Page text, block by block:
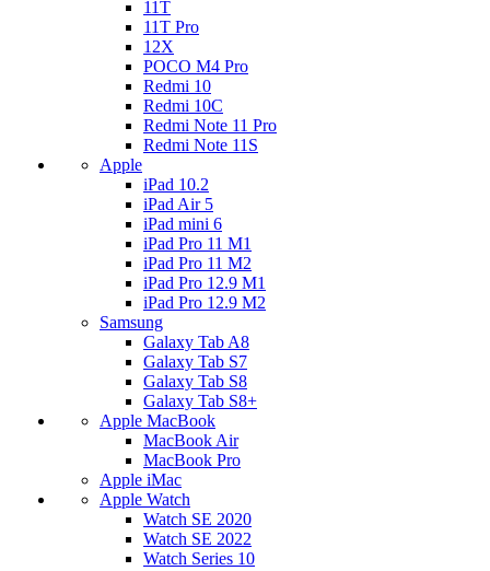
11T
11T Pro
12X
POCO M4 Pro
Redmi 10
Redmi 10C
Redmi Note 11 Pro
Redmi Note 11S
Apple
iPad 10.2
iPad Air 5
iPad mini 6
iPad Pro 11 M1
iPad Pro 11 M2
iPad Pro 12.9 M1
iPad Pro 12.9 M2
Samsung
Galaxy Tab A8
Galaxy Tab S7
Galaxy Tab S8
Galaxy Tab S8+
Apple MacBook
MacBook Air
MacBook Pro
Apple iMac
Apple Watch
Watch SE 2020
Watch SE 2022
Watch Series 10